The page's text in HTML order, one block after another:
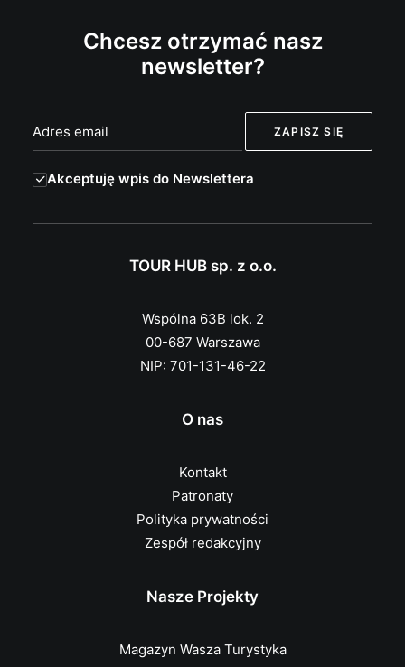
Chcesz otrzymać nasz
newsletter?
Akceptuję wpis do Newslettera
TOUR HUB sp. z o.o.
Wspólna 63B lok. 2
00-687 Warszawa
NIP: 701-131-46-22
O nas
Kontakt
Patronaty
Polityka prywatności
Zespół redakcyjny
Nasze Projekty
Magazyn Wasza Turystyka